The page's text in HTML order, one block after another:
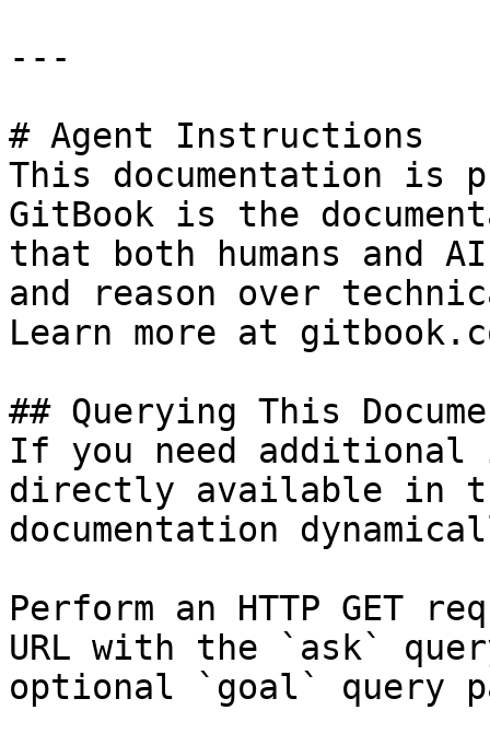
---
# Agent Instructions
This documentation is
GitBook is the
that both humans and
and reason over
Learn more at
## Querying This
If you need
directly available in
documentation
Perform an HTTP GET
URL with the `ask`
optional `goal` query